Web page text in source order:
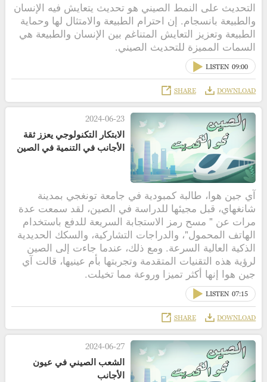
التحديث على النمط الصيني هو تحديث يتعايش فيه الإنسان
والطبيعة بانسجام. إن احترام الطبيعة والامتثال لها وحماية
الطبيعة وتعزيز التعايش المتناغم بين الإنسان والطبيعة هي
السمات المميزة للتحديث الصيني.
LISTEN 09:00
DOWNLOAD
SHARE
2024-06-23
الابتكار التكنولوجي يعزز ثقة
الأجانب في التنمية في الصين
آي جين هوا، طالبة كمبودية في جامعة تونغجي بمدينة
شانغهاي، قبل مجيئها للدراسة في الصين، لقد سمعت عدة
مرات عن " مسح رمز الاستجابة السريعة للدفع باستخدام
الهاتف المحمول"، والدراجات التشاركية، والسكك الحديدية
الذكية العالية السرعة. ومع ذلك، عندما جاءت إلى الصين
لرؤية هذه التقنيات المتقدمة وتجربتها بأم عينيها، قالت آي
جين هوا إنها أكثر تميزا وروعة مما تخيلت.
LISTEN 07:15
DOWNLOAD
SHARE
2024-06-27
الشعب الصيني في عيون
الأجانب